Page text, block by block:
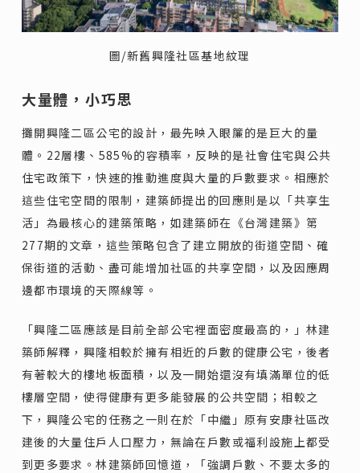
圖/新舊興隆社區基地紋理
大量體，小巧思
攤開興隆二區公宅的設計，最先映入眼簾的是巨大的量
體。22層樓、585%的容積率，反映的是社會住宅與公共
住宅政策下，快速的推動進度與大量的戶數要求。相應於
這些住宅空間的限制，建築師提出的回應則是以「共享生
活」為最核心的建築策略，如建築師在《台灣建築》第
277期的文章，這些策略包含了建立開放的街道空間、確
保街道的活動、盡可能增加社區的共享空間，以及因應周
邊都市環境的天際線等。
「興隆二區應該是目前全部公宅裡面密度最高的，」林建
築師解釋，興隆相較於擁有相近的戶數的健康公宅，後者
有著較大的樓地板面積，以及一開始還沒有填滿單位的低
樓層空間，使得健康有更多能發展的公共空間；相較之
下，興隆公宅的任務之一則在於「中繼」原有安康社區改
建後的大量住戶人口壓力，無論在戶數或福利設施上都受
到更多要求。林建築師回憶道，「強調戶數、不要太多的